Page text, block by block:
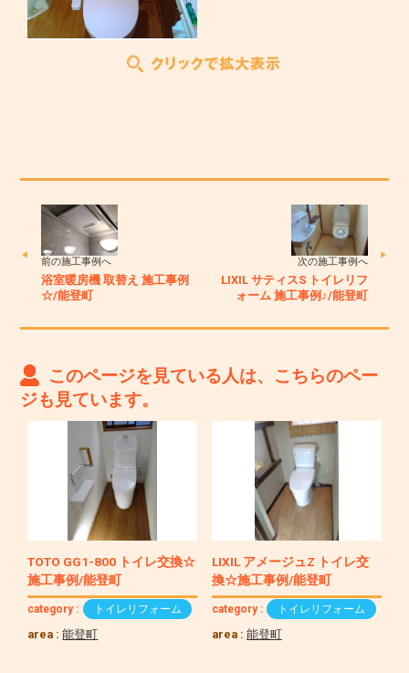
前の施工事例へ
浴室暖房機 取替え 施工事例
☆/能登町
次の施工事例へ
LIXIL サティスS トイレリフ
ォーム 施工事例♪/能登町
このページを見ている人は、こちらのペー
ジも見ています。
TOTO GG1-800 トイレ交換☆
施工事例/能登町
category : トイレリフォーム
area :能登町
LIXIL アメージュZ トイレ交
換☆施工事例/能登町
category : トイレリフォーム
area :能登町